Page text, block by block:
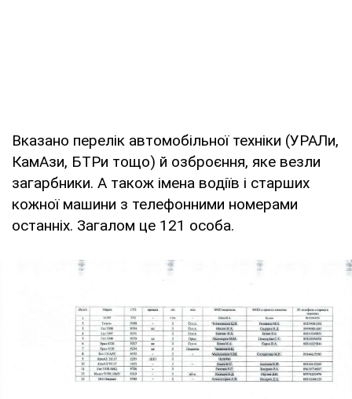
Вказано перелік автомобільної техніки (УРАЛи,
КамАзи, БТРи тощо) й озброєння, яке везли
загарбники. А також імена водіїв і старших
кожної машини з телефонними номерами
останніх. Загалом це 121 особа.